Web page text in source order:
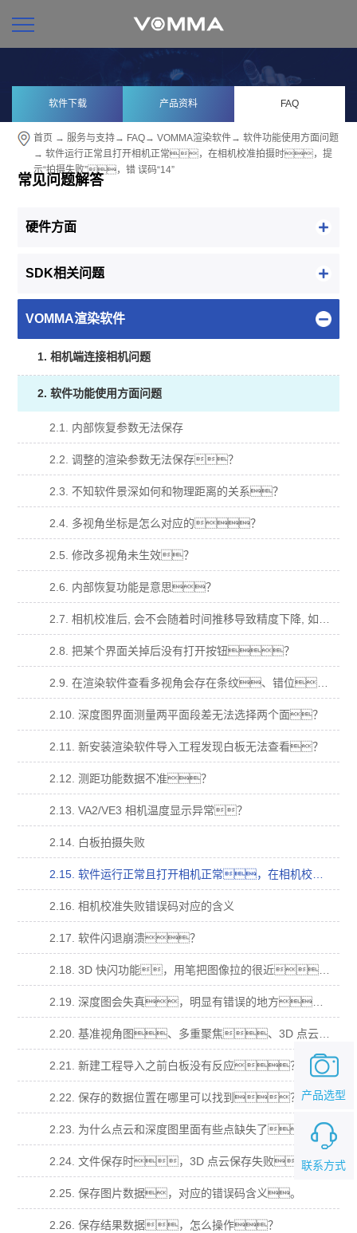
软件下载 产品资料 FAQ
首页 →服务与支持→ FAQ→VOMMA渲染软件→软件功能使用方面问题
→ 软件运行正常且打开相机正常，在相机校准拍摄时，提
示“拍摄失败”，错 误码“14”
常见问题解答
硬件方面
SDK相关问题
VOMMA渲染软件
1. 相机端连接相机问题
2. 软件功能使用方面问题
2.1. 内部恢复参数无法保存
2.2. 调整的渲染参数无法保存？
2.3. 不知软件景深如何和物理距离的关系？
2.4. 多视角坐标是怎么对应的？
2.5. 修改多视角未生效？
2.6. 内部恢复功能是意思？
2.7. 相机校准后, 会不会随着时间推移导致精度下降, 如何验证这一点？
2.8. 把某个界面关掉后没有打开按钮？
2.9. 在渲染软件查看多视角会存在条纹、错位、明暗变化等异常？
2.10. 深度图界面测量两平面段差无法选择两个面？
2.11. 新安装渲染软件导入工程发现白板无法查看？
2.12. 测距功能数据不准？
2.13. VA2/VE3 相机温度显示异常？
2.14. 白板拍摄失败
2.15. 软件运行正常且打开相机正常，在相机校准拍摄时，提示“拍摄失败”，错 误码“14”
2.16. 相机校准失败错误码对应的含义
2.17. 软件闪退崩溃？
2.18. 3D 快闪功能，用笔把图像拉的很近，图像会消失(跳出榴莲视频下载污软件下载APP)无法在拖拉回 来；
2.19. 深度图会失真，明显有错误的地方，在多视角、基准视角、多重聚焦，明显 有本不属于样品的结果？
2.20. 基准视角图、多重聚焦、3D 点云图都为纯白，深度图为最低颜色纯色？
2.21. 新建工程导入之前白板没有反应？
2.22. 保存的数据位置在哪里可以找到？
2.23. 为什么点云和深度图里面有些点缺失了？
2.24. 文件保存时，3D 点云保存失败？
2.25. 保存图片数据，对应的错误码含义。
2.26. 保存结果数据，怎么操作？
联系方式
产品选型